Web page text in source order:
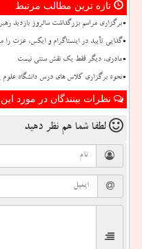
تازه ترین مطالب مرتبط
برگزاری مراسم بزرگداشت سالروز بازدید
گدایی تأیید در اینستاگرام و ایکس، عزت
مادری، دیگر فقط یک نقش سنتی نیست
نحوه برگزاری کلاس های درس دانشگاه علوم
نظرات بینندگان در مورد
لطفا شما هم نظر دهید